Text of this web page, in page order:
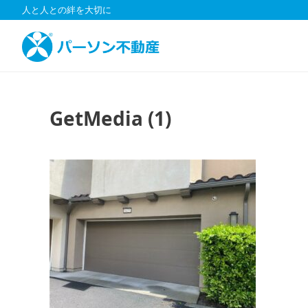
ン
人と人との絆を大切に
GetMedia (1)